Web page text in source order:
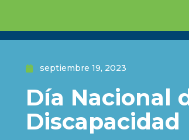
septiembre 19, 2023
Día Nacional
Discapacidad